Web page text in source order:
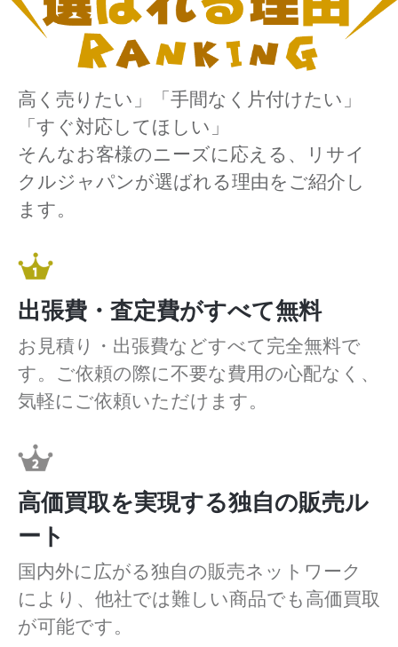
高く売りたい」「手間なく片付けたい」
「すぐ対応してほしい」
そんなお客様のニーズに応える、リサイ
クルジャパンが選ばれる理由をご紹介し
ます。
出張費・査定費がすべて無料
お見積り・出張費などすべて完全無料で
す。ご依頼の際に不要な費用の心配なく、
気軽にご依頼いただけます。
高価買取を実現する独自の販売ル
ート
国内外に広がる独自の販売ネットワーク
により、他社では難しい商品でも高価買取
が可能です。